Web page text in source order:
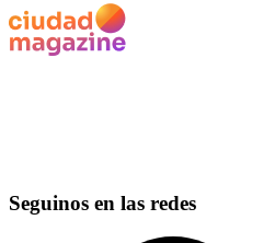
Seguinos en las redes